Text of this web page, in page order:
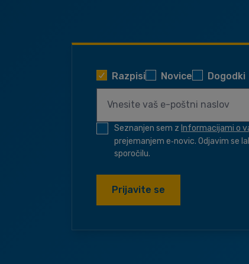
Razpisi Novice Dogodki
Seznanjen sem z Informacijami o
prejemanjem e‑novic. Odjavim se
sporočilu.
Prijavite se